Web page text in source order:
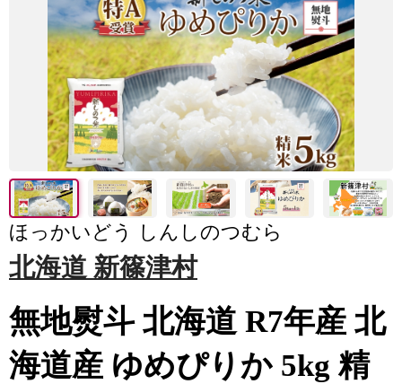
ほっかいどう しんしのつむら
北海道 新篠津村
無地熨斗 北海道 R7年産 北
海道産 ゆめぴりか 5kg 精